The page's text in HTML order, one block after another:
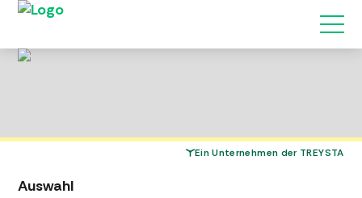
Ein Unternehmen der TREYSTA
Auswahl